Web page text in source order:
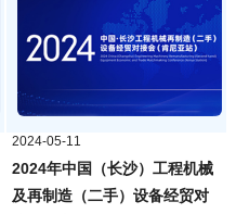
2024-05-11
2024年中国（长沙）工程机械
及再制造（二手）设备经贸对